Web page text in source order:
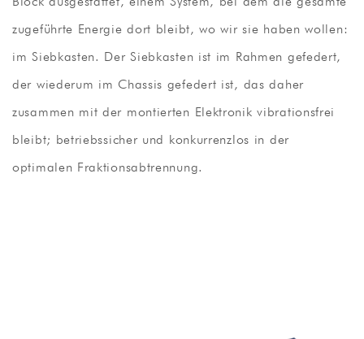
zugeführte Energie dort bleibt, wo wir sie haben wollen:
im Siebkasten. Der Siebkasten ist im Rahmen gefedert,
der wiederum im Chassis gefedert ist, das daher
zusammen mit der montierten Elektronik vibrationsfrei
bleibt; betriebssicher und konkurrenzlos in der
optimalen Fraktionsabtrennung.